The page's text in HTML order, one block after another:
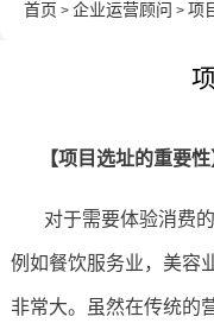
首页 > 企业运营顾问 > 项
【项目选址的重要性
对于需要体验消费的
例如餐饮服务业，美容
非常大。虽然在传统的